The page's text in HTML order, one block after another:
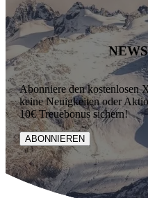
Abonniere den kostenlosen
keine Neuigkeiten oder
10€ Treuebonus sichern!
ABONNIEREN